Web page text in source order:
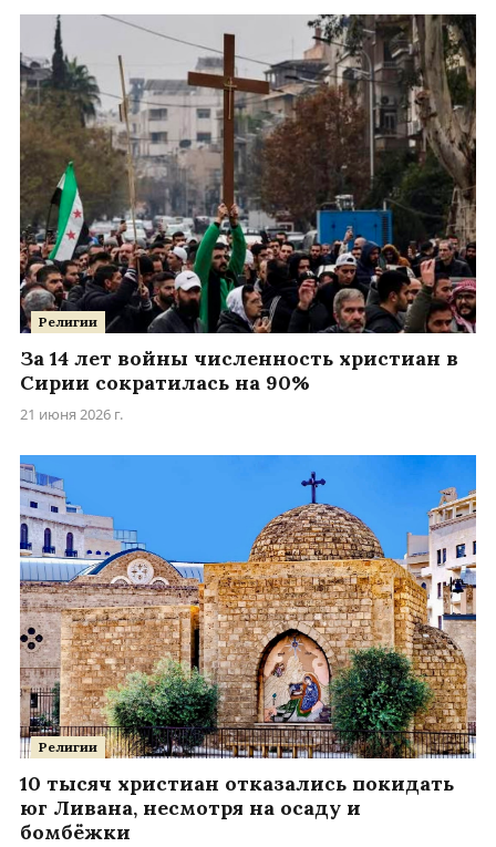
Религии
За 14 лет войны численность христиан в
Сирии сократилась на 90%
21 июня 2026 г.
Религии
10 тысяч христиан отказались покидать
юг Ливана, несмотря на осаду и
бомбёжки